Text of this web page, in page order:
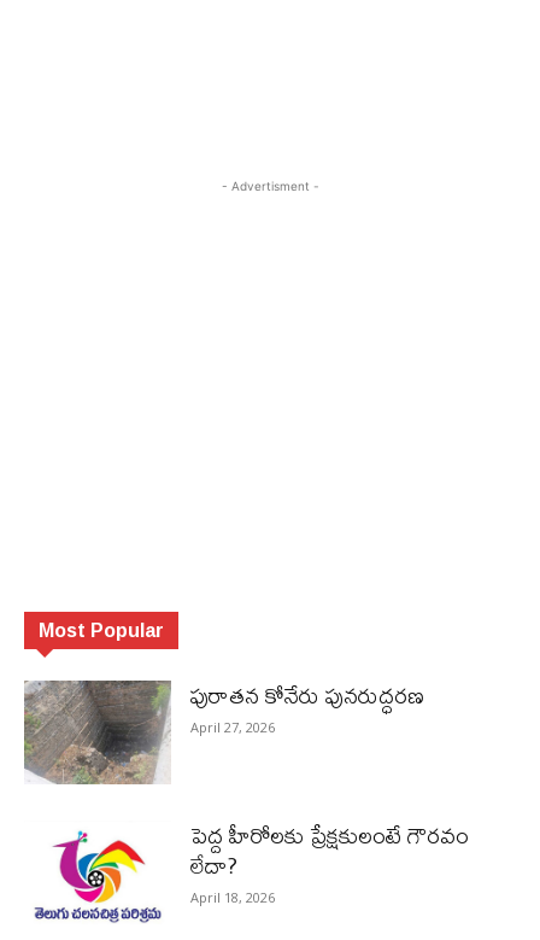
- Advertisment -
Most Popular
పురాత‌న కోనేరు పున‌రుద్ధ‌ర‌ణ
April 27, 2026
పెద్ద హీరోల‌కు ప్రేక్ష‌కులంటే గౌర‌వం
లేదా?
April 18, 2026